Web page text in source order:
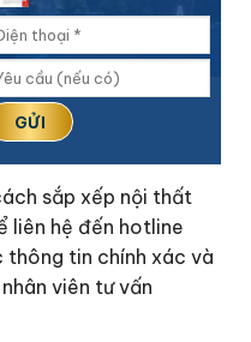
sắp xếp nội thất
liên hệ đến hotline
thông tin chính xác và
viên tư vấn